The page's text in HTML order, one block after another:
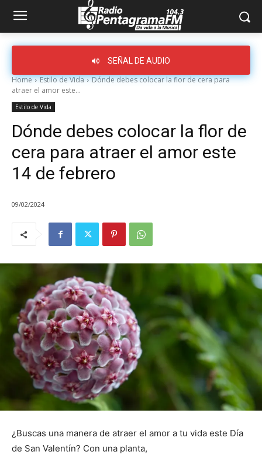
SEÑAL DE AUDIO
Home Estilo de Vida
Dónde debes colocar la flor de cera para
atraer el amor este...
Estilo de Vida
Dónde debes colocar la flor de
cera para atraer el amor este
14 de febrero
09/02/2024
¿Buscas una manera de atraer el amor a tu vida este Día
de San Valentín? Con una planta,